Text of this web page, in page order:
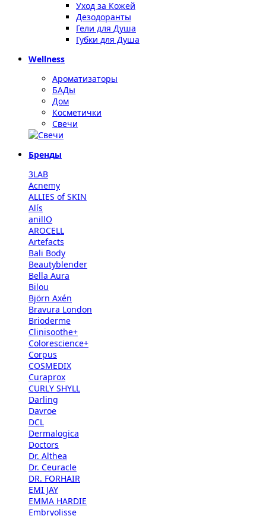
Уход за Кожей
Дезодоранты
Гели для Душа
Губки для Душа
Wellness
Ароматизаторы
БАДы
Дом
Косметички
Свечи
Бренды
3LAB
Acnemy
ALLIES of SKIN
Alís
anillO
AROCELL
Artefacts
Bali Body
Beautyblender
Bella Aura
Bilou
Björn Axén
Bravura London
Brioderme
Clinisoothe+
Colorescience+
Corpus
COSMEDIX
Curaprox
CURLY SHYLL
Darling
Davroe
DCL
Dermalogica
Doctors
Dr. Althea
Dr. Ceuracle
DR. FORHAIR
EMI JAY
EMMA HARDIE
Embryolisse